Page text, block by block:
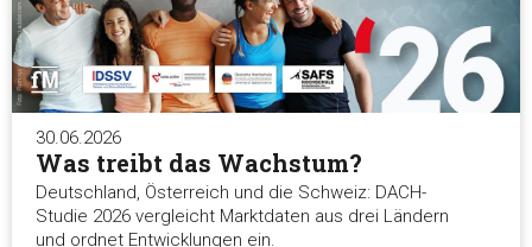
30.06.2026
Was treibt das Wachstum?
Deutschland, Österreich und die Schweiz: DACH-
Studie 2026 vergleicht Marktdaten aus drei Ländern
und ordnet Entwicklungen ein.